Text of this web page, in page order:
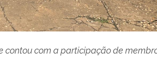
com a participação de